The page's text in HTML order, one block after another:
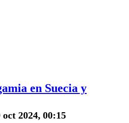
en Suecia y
oct 2024, 00:15